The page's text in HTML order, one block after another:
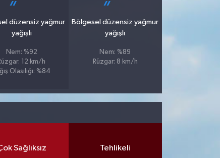
düzensiz yağmur
yağışlı
Nem: %92
12 km/h
Olasılığı: %84
Bölgesel düzensiz yağmur
yağışlı
Nem: %89
Rüzgar: 8 km/h
Sağlıksız Tehlikeli